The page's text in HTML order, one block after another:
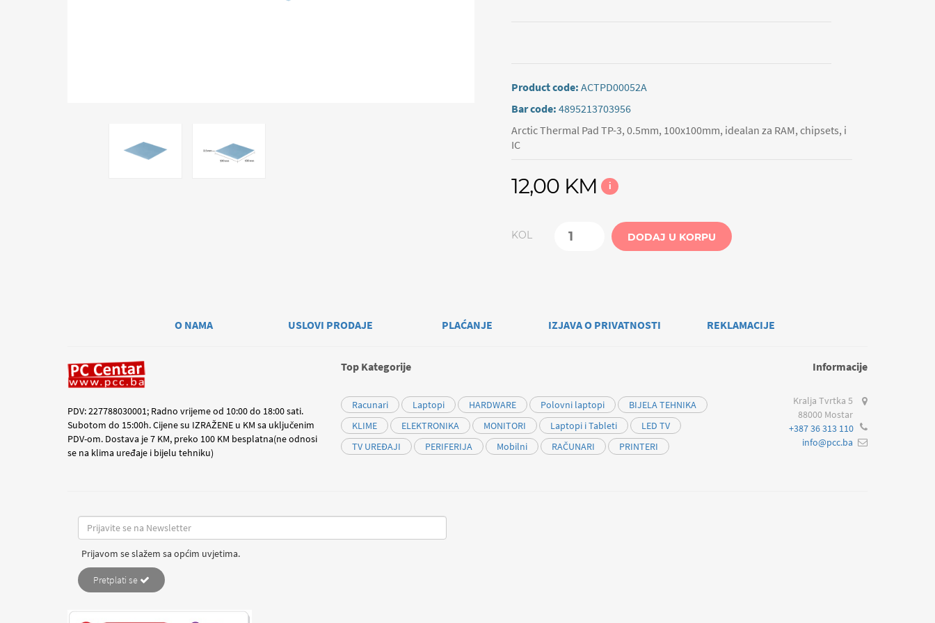
Product code:ACTPD00052A
Bar code:4895213703956
Arctic Thermal Pad TP-3, 0.5mm, 100x100mm, idealan za RAM, chipsets, i
IC
12,00 KM i
KOL DODAJ U KORPU
O NAMA USLOVI PRODAJE PLAĆANJE IZJAVA O PRIVATNOSTI REKLAMACIJE
PDV: 227788030001; Radno vrijeme od 10:00 do 18:00 sati.
Subotom do 15:00h. Cijene su IZRAŽENE u KM sa uključenim
PDV-om. Dostava je 7 KM, preko 100 KM besplatna(ne odnosi
se na klima uređaje i bijelu tehniku)
Top Kategorije
Racunari Laptopi HARDWARE Polovni laptopi
BIJELA TEHNIKA
KLIME
ELEKTRONIKA MONITORI Laptopi i Tableti
LED TV
TV UREĐAJI
PERIFERIJA Mobilni RAČUNARI PRINTERI
Informacije
Kralja Tvrtka 5
88000 Mostar
+387 36 313 110
info@pcc.ba
Prijavom se slažem sa općim uvjetima.
Pretplati se